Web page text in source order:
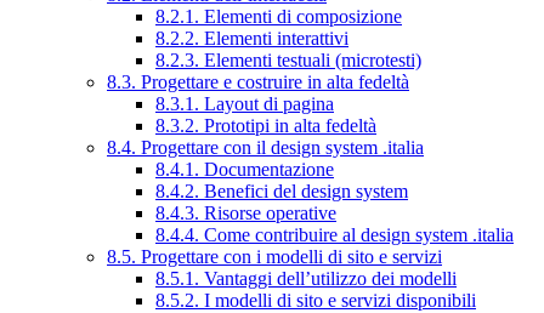
8.2.1. Elementi di composizione
8.2.2. Elementi interattivi
8.2.3. Elementi testuali (microtesti)
8.3. Progettare e costruire in alta fedeltà
8.3.1. Layout di pagina
8.3.2. Prototipi in alta fedeltà
8.4. Progettare con il design system .italia
8.4.1. Documentazione
8.4.2. Benefici del design system
8.4.3. Risorse operative
8.4.4. Come contribuire al design system .italia
8.5. Progettare con i modelli di sito e servizi
8.5.1. Vantaggi dell’utilizzo dei modelli
8.5.2. I modelli di sito e servizi disponibili